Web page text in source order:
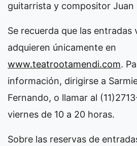
guitarrista y compositor Juan
Se recuerda que las entradas
adquieren únicamente en
www.teatrootamendi.com.
información, dirigirse a
Fernando, o llamar al
viernes de 10 a 20 horas.
Sobre las reservas de